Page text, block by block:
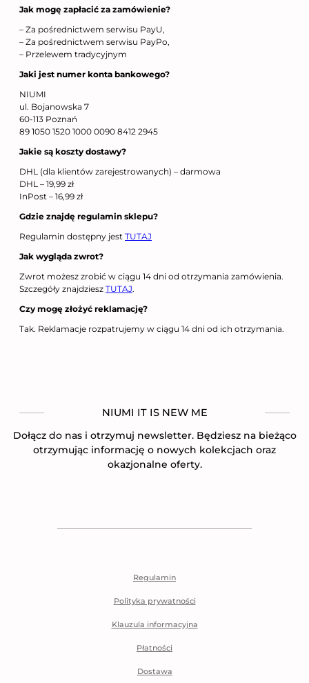
Jak mogę zapłacić za zamówienie?
– Za pośrednictwem serwisu PayU,
– Za pośrednictwem serwisu PayPo,
– Przelewem tradycyjnym
Jaki jest numer konta bankowego?
NIUMI
ul. Bojanowska 7
60-113 Poznań
89 1050 1520 1000 0090 8412 2945
Jakie są koszty dostawy?
DHL (dla klientów zarejestrowanych) – darmowa
DHL – 19,99 zł
InPost – 16,99 zł
Gdzie znajdę regulamin sklepu?
Regulamin dostępny jest TUTAJ
Jak wygląda zwrot?
Zwrot możesz zrobić w ciągu 14 dni od otrzymania zamówienia.
Szczegóły znajdziesz TUTAJ.
Czy mogę złożyć reklamację?
Tak. Reklamacje rozpatrujemy w ciągu 14 dni od ich otrzymania.
NIUMI IT IS NEW ME
Dołącz do nas i otrzymuj newsletter. Będziesz na bieżąco
otrzymując informację o nowych kolekcjach oraz
okazjonalne oferty.
Regulamin
Polityka prywatności
Klauzula informacyjna
Płatności
Dostawa